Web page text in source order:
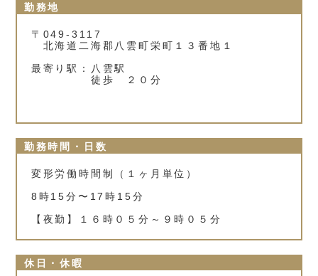
勤務地
〒049-3117
北海道二海郡八雲町栄町１３番地１
最寄り駅：八雲駅
徒歩 ２０分
勤務時間・日数
変形労働時間制（１ヶ月単位）
8時15分〜17時15分
【夜勤】１６時０５分～９時０５分
休日・休暇